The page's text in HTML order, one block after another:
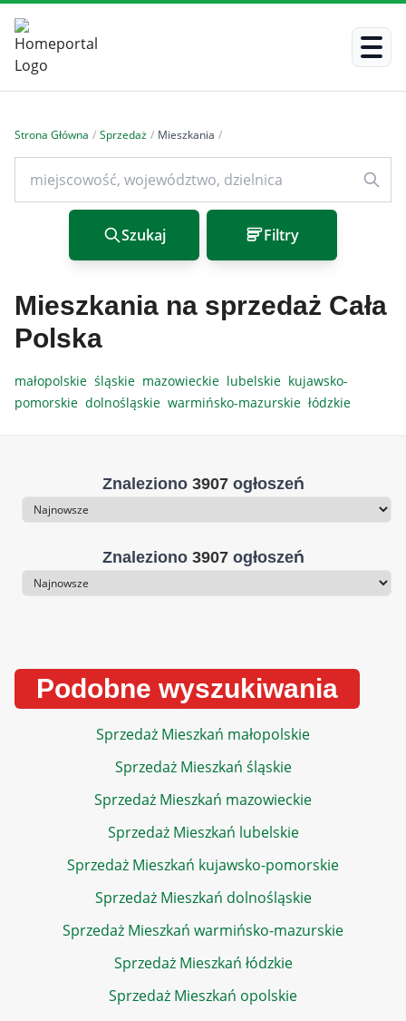
Strona Główna / Sprzedaż / Mieszkania /
Szukaj Filtry
Mieszkania na sprzedaż Cała
Polska
małopolskie śląskie mazowieckie lubelskie kujawsko-
pomorskie dolnośląskie warmińsko-mazurskie łódzkie
Znaleziono 3907ogłoszeń
Sortowanie
Znaleziono 3907ogłoszeń
Sortowanie
Podobne wyszukiwania
Sprzedaż Mieszkań małopolskie
Sprzedaż Mieszkań śląskie
Sprzedaż Mieszkań mazowieckie
Sprzedaż Mieszkań lubelskie
Sprzedaż Mieszkań kujawsko-pomorskie
Sprzedaż Mieszkań dolnośląskie
Sprzedaż Mieszkań warmińsko-mazurskie
Sprzedaż Mieszkań łódzkie
Sprzedaż Mieszkań opolskie